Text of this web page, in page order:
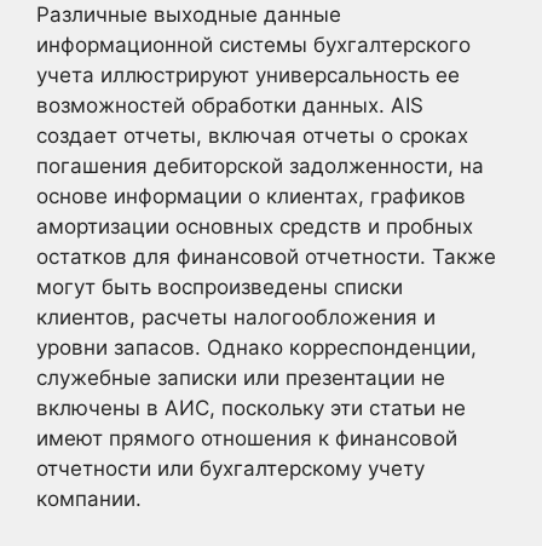
Различные выходные данные
информационной системы бухгалтерского
учета иллюстрируют универсальность ее
возможностей обработки данных. AIS
создает отчеты, включая отчеты о сроках
погашения дебиторской задолженности, на
основе информации о клиентах, графиков
амортизации основных средств и пробных
остатков для финансовой отчетности. Также
могут быть воспроизведены списки
клиентов, расчеты налогообложения и
уровни запасов. Однако корреспонденции,
служебные записки или презентации не
включены в АИС, поскольку эти статьи не
имеют прямого отношения к финансовой
отчетности или бухгалтерскому учету
компании.